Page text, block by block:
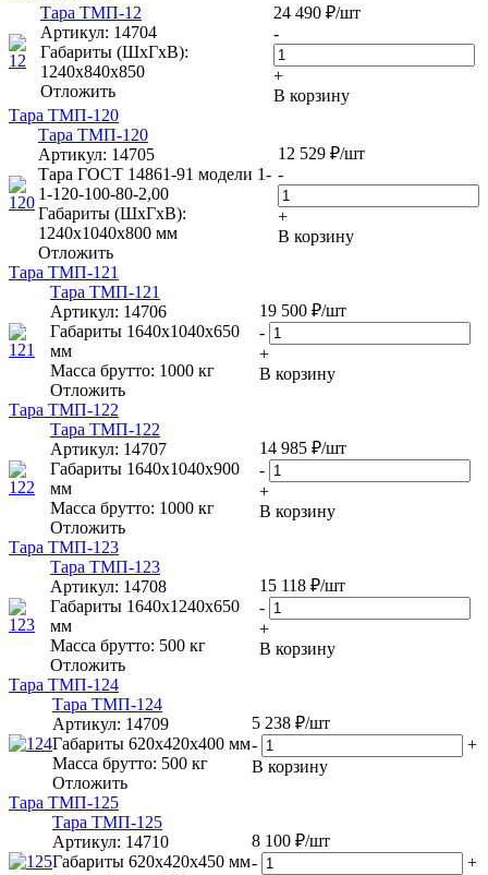
Тара ТМП-12
Артикул: 14704
Габариты (ШxГxВ):
1240х840х850
Отложить
24 490 ₽/шт
-
+
В корзину
Тара ТМП-120
Тара ТМП-120
Артикул: 14705
Тара ГОСТ 14861-91 модели 1-
1-120-100-80-2,00
Габариты (ШxГxВ):
1240х1040х800 мм
Отложить
12 529 ₽/шт
-
+
В корзину
Тара ТМП-121
Тара ТМП-121
Артикул: 14706
Габариты 1640х1040х650
мм
Масса брутто: 1000 кг
Отложить
19 500 ₽/шт
-
+
В корзину
Тара ТМП-122
Тара ТМП-122
Артикул: 14707
Габариты 1640х1040х900
мм
Масса брутто: 1000 кг
Отложить
14 985 ₽/шт
-
+
В корзину
Тара ТМП-123
Тара ТМП-123
Артикул: 14708
Габариты 1640х1240х650
мм
Масса брутто: 500 кг
Отложить
15 118 ₽/шт
-
+
В корзину
Тара ТМП-124
Тара ТМП-124
Артикул: 14709
Габариты 620х420х400 мм
Масса брутто: 500 кг
Отложить
5 238 ₽/шт
-
+
В корзину
Тара ТМП-125
Тара ТМП-125
Артикул: 14710
Габариты 620х420х450 мм
8 100 ₽/шт
-
+